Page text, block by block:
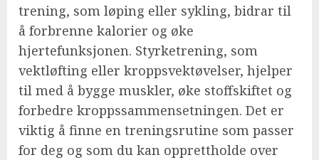
trening, som løping eller sykling, bidrar til
å forbrenne kalorier og øke
hjertefunksjonen. Styrketrening, som
vektløfting eller kroppsvektøvelser, hjelper
til med å bygge muskler, øke stoffskiftet og
forbedre kroppssammensetningen. Det er
viktig å finne en treningsrutine som passer
for deg og som du kan opprettholde over